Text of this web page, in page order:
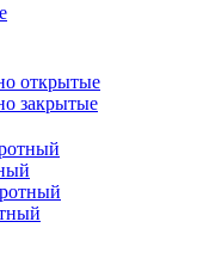
открытые
закрытые